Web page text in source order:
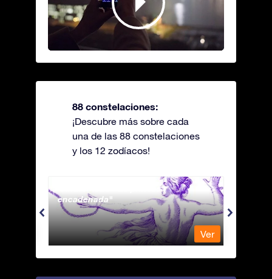
88 constelaciones:
¡Descubre más sobre cada
una de las 88 constelaciones
y los 12 zodíacos!
Andromeda - La princesa
encadenada
Ver